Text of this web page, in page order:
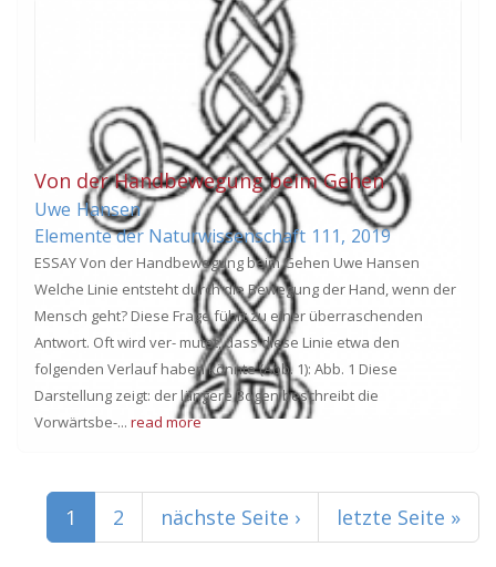
Von der Handbewegung beim Gehen
Uwe Hansen
Elemente der Naturwissenschaft 111, 2019
ESSAY Von der Handbewegung beim Gehen Uwe Hansen
Welche Linie entsteht durch die Bewegung der Hand, wenn der
Mensch geht? Diese Frage führt zu einer überraschenden
Antwort. Oft wird ver- mutet, dass diese Linie etwa den
folgenden Verlauf haben könnte (Abb. 1): Abb. 1 Diese
Darstellung zeigt: der längere Bogen beschreibt die
Vorwärtsbe-... read more
Seiten
1 2 nächste Seite › letzte Seite »